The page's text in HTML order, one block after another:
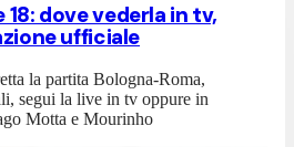
dove vederla in tv,
ufficiale
la partita Bologna-Roma,
segui la live in tv oppure in
Motta e Mourinho